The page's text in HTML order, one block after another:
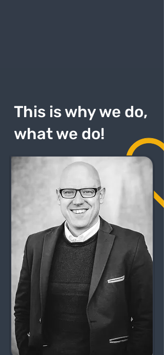
This is why we do,
what we do!